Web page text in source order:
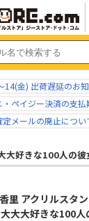
14(金) 出荷遅延のお
・ペイジー決済の支
定メールの廃止につい
大好きな100人の彼
里 アクリルスタ
大大好きな100人